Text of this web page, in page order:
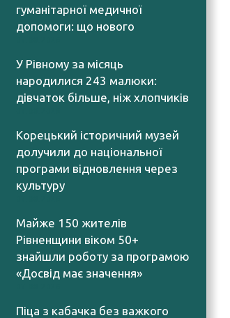
гуманітарної медичної
допомоги: що нового
У Рівному за місяць
народилися 243 малюки:
дівчаток більше, ніж хлопчиків
Корецький історичний музей
долучили до національної
програми відновлення через
культуру
Майже 150 жителів
Рівненщини віком 50+
знайшли роботу за програмою
«Досвід має значення»
Піца з кабачка без важкого